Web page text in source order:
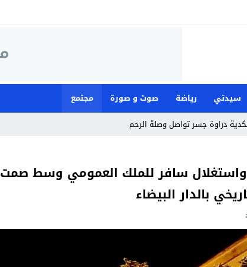
سيدتي رياضة صوت و صورة
مجتمع
واستغلال سافر للملك العمومي وسط صمت
بالدار البيضاء